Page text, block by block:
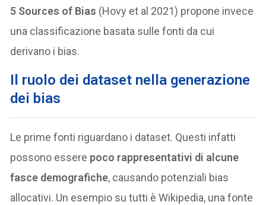
5 Sources of Bias (Hovy et al 2021) propone invece
una classificazione basata sulle fonti da cui
derivano i bias.
Il ruolo dei dataset nella generazione
dei bias
Le prime fonti riguardano i dataset. Questi infatti
possono essere poco rappresentativi di alcune
fasce demografiche, causando potenziali bias
allocativi. Un esempio su tutti è Wikipedia, una fonte